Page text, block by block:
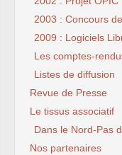
2003 : Concours
2009 : Logiciels
Les comptes-
Listes de diffusion
Revue de Presse
Le tissus associatif
Dans le Nord-Pas
Nos partenaires